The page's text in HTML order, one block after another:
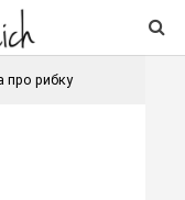
про рибку